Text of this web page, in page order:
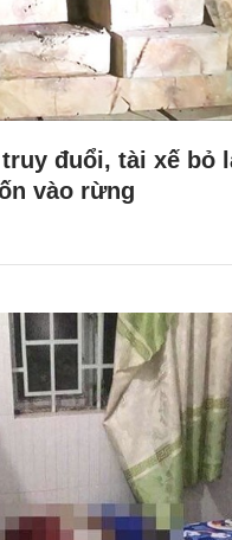
truy đuổi, tài xế bỏ
vào rừng